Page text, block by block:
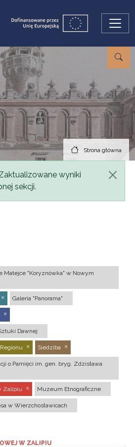
Strona główna
wyniki
sekcji.
Matejce "Koryznówka" w Nowym
Galeria "Panorama"
Dawnej
Siedziba
o Pamięci im. gen. bryg. Zdzisława
Zalipiu Muzeum Etnograficzne
w Wierzchosławicach
W ZALIPIU